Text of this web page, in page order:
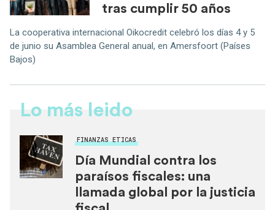
tras cumplir 50 años
La cooperativa internacional Oikocredit celebró los días 4 y 5
de junio su Asamblea General anual, en Amersfoort (Países
Bajos)
Lo más leido
FINANZAS ETICAS
Día Mundial contra los
paraísos fiscales: una
llamada global por la justicia